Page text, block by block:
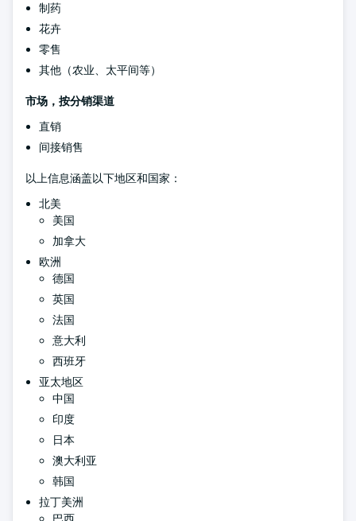
制药
花卉
零售
其他（农业、太平间等）
市场，按分销渠道
直销
间接销售
以上信息涵盖以下地区和国家：
北美
美国
加拿大
欧洲
德国
英国
法国
意大利
西班牙
亚太地区
中国
印度
日本
澳大利亚
韩国
拉丁美洲